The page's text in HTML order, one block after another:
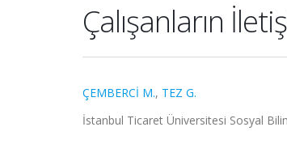
Çalışanların
ÇEMBERCİ M., TEZ G.
İstanbul Ticaret Üniversitesi Sosyal